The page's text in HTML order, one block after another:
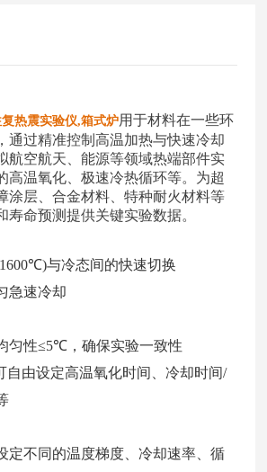
热震实验仪,箱式炉用于材料在一些环
通过精准控制高温加热与快速冷却
航空航天、能源等领域热端部件实
高温氧化、极速冷热循环等。为超
涂层、合金材料、特种耐火材料等
寿命预测提供关键实验数据。
℃)与冷态间的快速切换
急速冷却
匀性≤5℃ ，确保实验一致性
自由设定高温氧化时间、冷却时间/
定不同的温度梯度、冷却速率、循